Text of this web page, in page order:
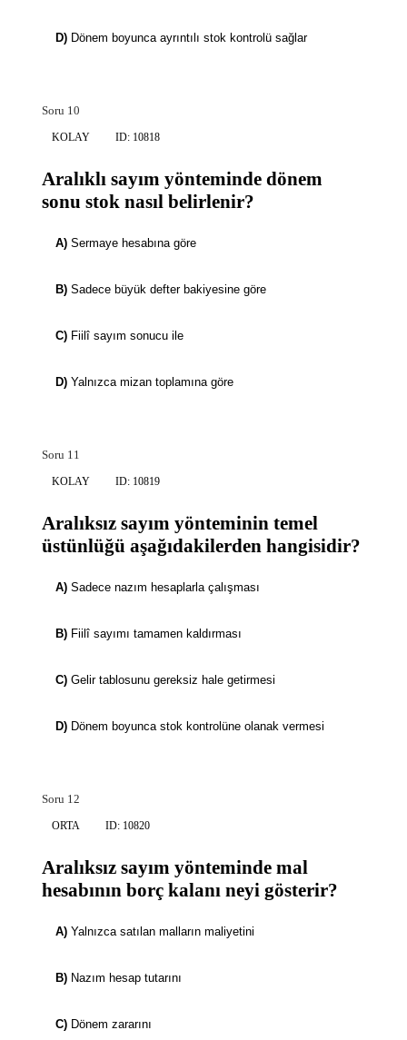
D) Dönem boyunca ayrıntılı stok kontrolü sağlar
Soru 10
KOLAY ID: 10818
Aralıklı sayım yönteminde dönem
sonu stok nasıl belirlenir?
A) Sermaye hesabına göre
B) Sadece büyük defter bakiyesine göre
C) Fiilî sayım sonucu ile
D) Yalnızca mizan toplamına göre
Soru 11
KOLAY ID: 10819
Aralıksız sayım yönteminin temel
üstünlüğü aşağıdakilerden hangisidir?
A) Sadece nazım hesaplarla çalışması
B) Fiilî sayımı tamamen kaldırması
C) Gelir tablosunu gereksiz hale getirmesi
D) Dönem boyunca stok kontrolüne olanak vermesi
Soru 12
ORTA ID: 10820
Aralıksız sayım yönteminde mal
hesabının borç kalanı neyi gösterir?
A) Yalnızca satılan malların maliyetini
B) Nazım hesap tutarını
C) Dönem zararını